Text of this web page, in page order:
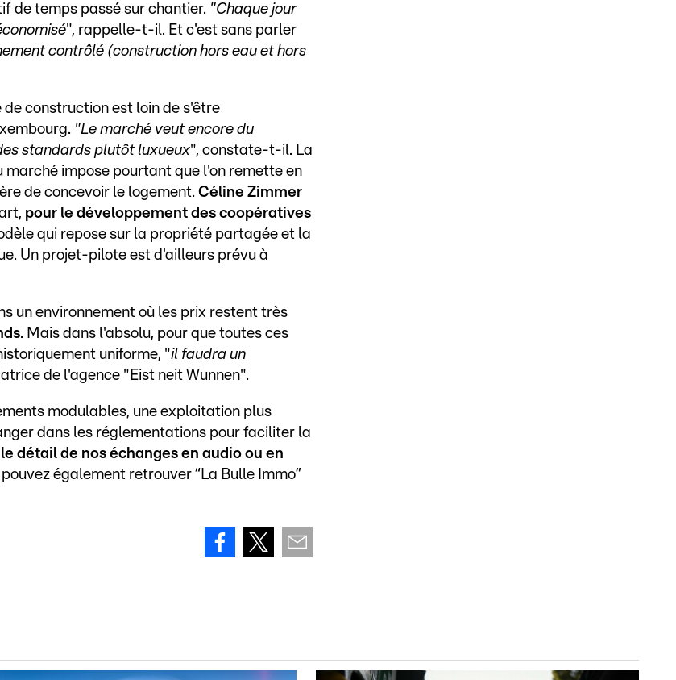
de temps passé sur chantier. "Chaque jour
", rappelle-t-il. Et c'est sans parler
contrôlé (construction hors eau et hors
construction est loin de s'être
"Le marché veut encore du
standards plutôt luxueux", constate-t-il. La
impose pourtant que l'on remette en
de concevoir le logement. Céline Zimmer
pour le développement des coopératives
qui repose sur la propriété partagée et la
Un projet-pilote est d'ailleurs prévu à
un environnement où les prix restent très
. Mais dans l'absolu, pour que toutes ces
uniforme, "il faudra un
de l'agence "Eist neit Wunnen".
modulables, une exploitation plus
dans les réglementations pour faciliter la
le détail de nos échanges en audio ou en
également retrouver “La Bulle Immo”